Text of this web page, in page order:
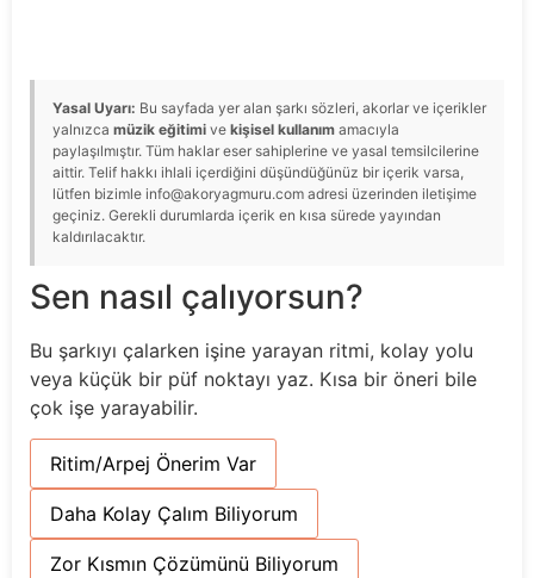
Yasal Uyarı: Bu sayfada yer alan şarkı sözleri, akorlar ve içerikler
yalnızca müzik eğitimi ve kişisel kullanım amacıyla
paylaşılmıştır. Tüm haklar eser sahiplerine ve yasal temsilcilerine
aittir. Telif hakkı ihlali içerdiğini düşündüğünüz bir içerik varsa,
lütfen bizimle info@akoryagmuru.com adresi üzerinden iletişime
geçiniz. Gerekli durumlarda içerik en kısa sürede yayından
kaldırılacaktır.
Sen nasıl çalıyorsun?
Bu şarkıyı çalarken işine yarayan ritmi, kolay yolu
veya küçük bir püf noktayı yaz. Kısa bir öneri bile
çok işe yarayabilir.
Ritim/Arpej Önerim Var
Daha Kolay Çalım Biliyorum
Zor Kısmın Çözümünü Biliyorum